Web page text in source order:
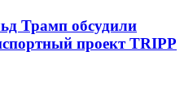
Трамп обсудили
проект TRIPP